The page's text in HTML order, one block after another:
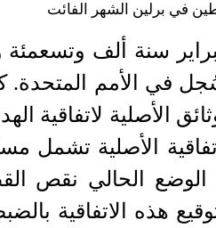
في برلين الشهر الفائت
في 24 شباط/ فبراير سنة ألف
في الأمم المتحدة.
الأصلية لاتفاقية
الأصلية
الوضع الحالي نقص